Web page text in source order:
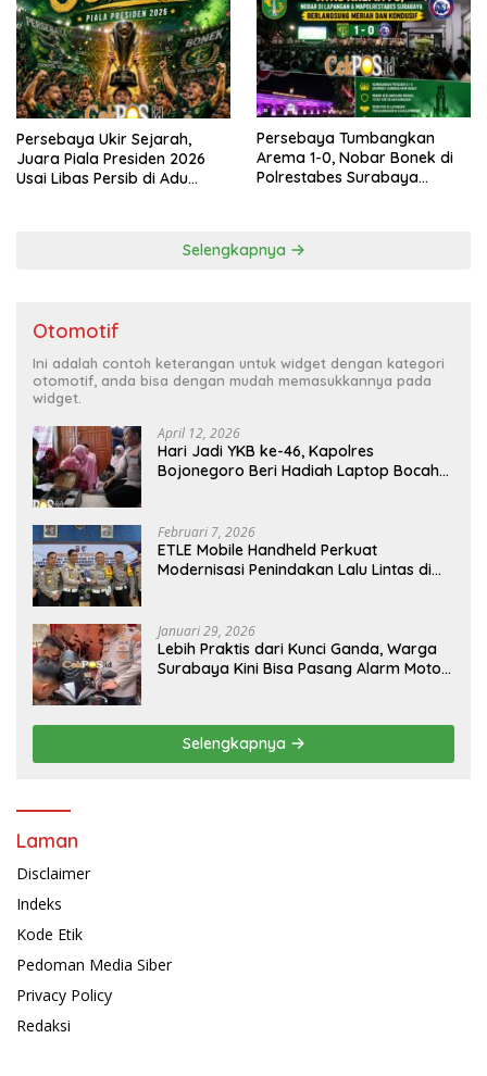
Persebaya Ukir Sejarah,
Juara Piala Presiden 2026
Usai Libas Persib di Adu
Persebaya Tumbangkan
Arema 1-0, Nobar Bonek di
Polrestabes Surabaya
Selengkapnya
Otomotif
Ini adalah contoh keterangan untuk widget dengan kategori
otomotif, anda bisa dengan mudah memasukkannya pada
widget.
April 12, 2026
Hari Jadi YKB ke-46, Kapolres
Bojonegoro Beri Hadiah Laptop Bocah
Februari 7, 2026
ETLE Mobile Handheld Perkuat
Modernisasi Penindakan Lalu Lintas di
Januari 29, 2026
Lebih Praktis dari Kunci Ganda, Warga
Surabaya Kini Bisa Pasang Alarm Motor
Selengkapnya
Laman
Disclaimer
Indeks
Kode Etik
Pedoman Media Siber
Privacy Policy
Redaksi